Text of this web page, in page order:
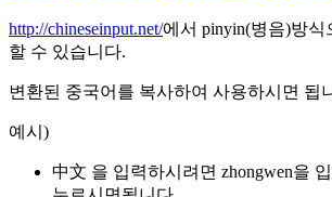
http://chineseinput.net/에서 pinyin(병음)방
할 수 있습니다.
변환된 중국어를 복사하여 사용하시면 됩
예시)
中文 을 입력하시려면 zhongwen을